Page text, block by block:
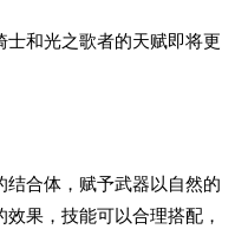
和光之歌者的天赋即将更
结合体，赋予武器以自然的
果，技能可以合理搭配，